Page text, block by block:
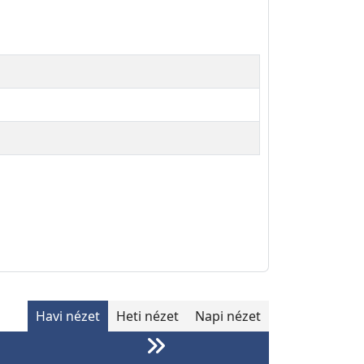
Havi nézet Heti nézet Napi nézet